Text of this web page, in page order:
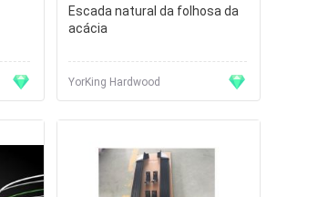
Escada natural da folhosa da
acácia
YorKing Hardwood